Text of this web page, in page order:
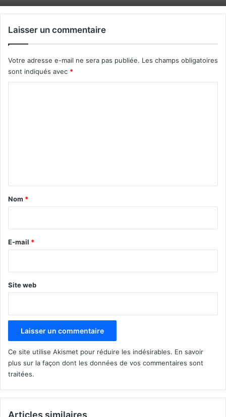
Laisser un commentaire
Votre adresse e-mail ne sera pas publiée. Les champs obligatoires
sont indiqués avec *
a
e
Nom *
E-mail *
Site web
Ce site utilise Akismet pour réduire les indésirables. En savoir
plus sur la façon dont les données de vos commentaires sont
traitées.
Articles similaires